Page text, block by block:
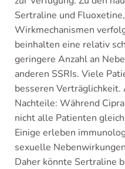
Sertraline und
Wirkmechanismen
beinhalten eine relativ
geringere Anzahl an
anderen SSRIs. Viele
besseren
Nachteile: Während
nicht alle Patienten
Einige erleben
sexuelle
Daher könnte Sertraline